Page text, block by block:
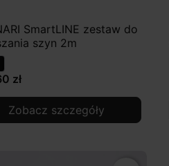
SmartLINE zestaw do
szyn 2m
zł
Zobacz szczegóły